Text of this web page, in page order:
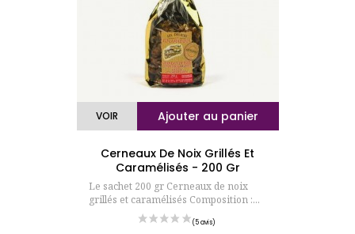
Ajouter au panier
VOIR
Cerneaux De Noix Grillés Et
Caramélisés - 200 Gr
Le sachet 200 gr Cerneaux de noix
grillés et caramélisés Composition :...